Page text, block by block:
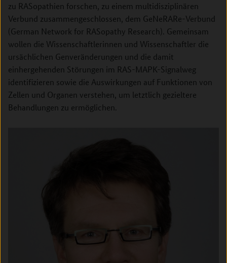
zu RASopathien forschen, zu einem multidisziplinären
Verbund zusammengeschlossen, dem GeNeRARe-Verbund
(German Network for RASopathy Research). Gemeinsam
wollen die Wissenschaftlerinnen und Wissenschaftler die
ursächlichen Genveränderungen und die damit
einhergehenden Störungen im RAS-MAPK-Signalweg
identifizieren sowie die Auswirkungen auf Funktionen von
Zellen und Organen verstehen, um letztlich gezieltere
Behandlungen zu ermöglichen.